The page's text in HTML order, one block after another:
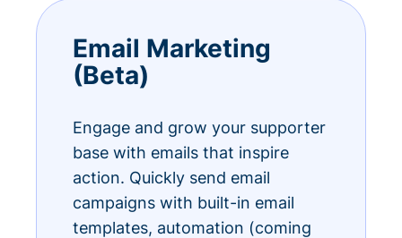
Email Marketing
(Beta)
Engage and grow your supporter
base with emails that inspire
action. Quickly send email
campaigns with built-in email
templates, automation (coming